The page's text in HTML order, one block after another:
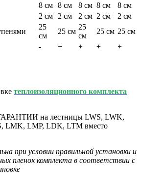
8 см 8 см 8 см 8 см
8 см
2 см 2 см 2 см 2 см
2 см
25
см
25 см
25
см
25 см 25 см
- + + + +
теплоизоляционного комплекта
на лестницы LWS, LWK,
LMK, LMP, LDK, LTM вместо
при условии правильной установки и
пленок комплекта в соответствии с